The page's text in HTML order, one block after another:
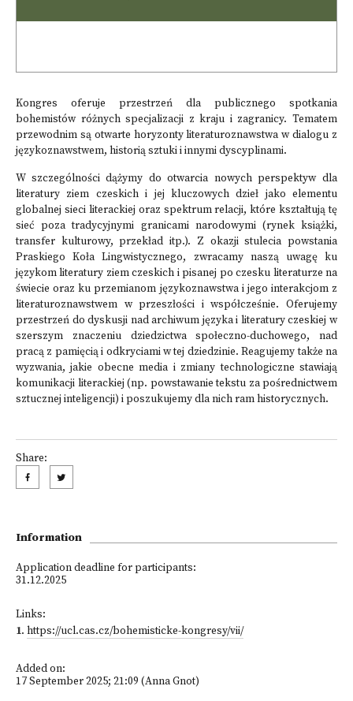
Kongres oferuje przestrzeń dla publicznego spotkania
bohemistów różnych specjalizacji z kraju i zagranicy. Tematem
przewodnim są otwarte horyzonty literaturoznawstwa w dialogu z
językoznawstwem, historią sztuki i innymi dyscyplinami.
W szczególności dążymy do otwarcia nowych perspektyw dla
literatury ziem czeskich i jej kluczowych dzieł jako elementu
globalnej sieci literackiej oraz spektrum relacji, które kształtują tę
sieć poza tradycyjnymi granicami narodowymi (rynek książki,
transfer kulturowy, przekład itp.). Z okazji stulecia powstania
Praskiego Koła Lingwistycznego, zwracamy naszą uwagę ku
językom literatury ziem czeskich i pisanej po czesku literaturze na
świecie oraz ku przemianom językoznawstwa i jego interakcjom z
literaturoznawstwem w przeszłości i współcześnie. Oferujemy
przestrzeń do dyskusji nad archiwum języka i literatury czeskiej w
szerszym znaczeniu dziedzictwa społeczno-duchowego, nad
pracą z pamięcią i odkryciami w tej dziedzinie. Reagujemy także na
wyzwania, jakie obecne media i zmiany technologiczne stawiają
komunikacji literackiej (np. powstawanie tekstu za pośrednictwem
sztucznej inteligencji) i poszukujemy dla nich ram historycznych.
Share:
Information
Application deadline for participants:
31.12.2025
Links:
1. https://ucl.cas.cz/bohemisticke-kongresy/vii/
Added on:
17 September 2025; 21:09 (Anna Gnot)